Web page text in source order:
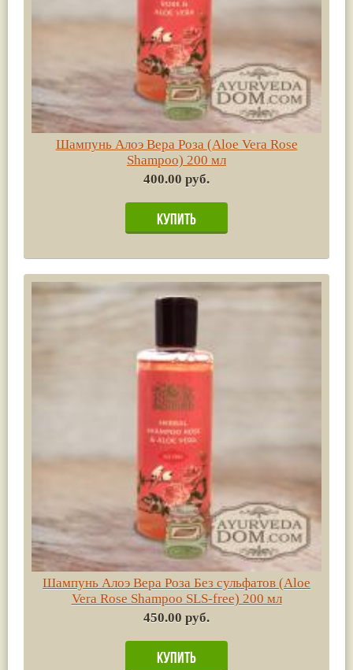
Шампунь Алоэ Вера Роза (Aloe Vera Rose
Shampoo) 200 мл
400.00 руб.
Шампунь Алоэ Вера Роза Без сульфатов (Aloe
Vera Rose Shampoo SLS-free) 200 мл
450.00 руб.